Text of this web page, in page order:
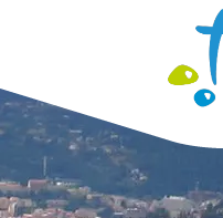
Une personne